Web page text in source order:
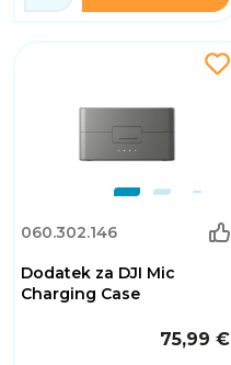
060.302.146
Dodatek za DJI Mic
Charging Case
75,99 €